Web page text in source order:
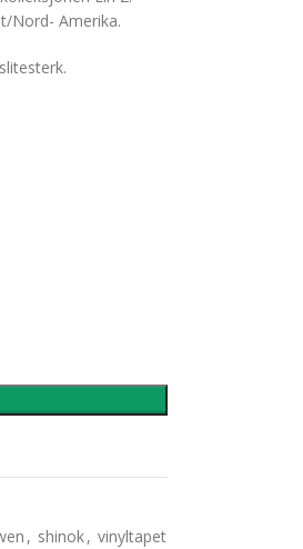
Nord- Amerika.
, shinok, vinyltapet